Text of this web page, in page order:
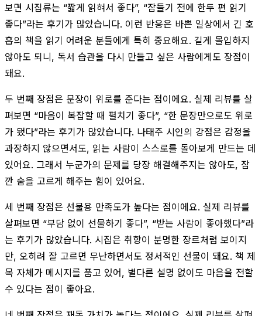
보면 시집류는 “짧게 읽혀서 좋다”, “잠들기 전에 한두 편 읽기
좋다”라는 후기가 많았습니다. 이런 반응은 바쁜 일상에서 긴 호
흡의 책을 읽기 어려운 분들에게 특히 중요해요. 길게 몰입하지
않아도 되니, 독서 습관을 다시 만들고 싶은 사람에게도 장점이
돼요.
두 번째 장점은 문장이 위로를 준다는 점이에요. 실제 리뷰를 살
펴보면 “마음이 복잡할 때 펼치기 좋다”, “한 문장만으로도 위로
가 됐다”라는 후기가 많았습니다. 나태주 시인의 강점은 감정을
과장하지 않으면서도, 읽는 사람이 스스로를 돌아보게 만드는 데
있어요. 그래서 누군가의 문제를 당장 해결해주지는 않아도, 잠
깐 숨을 고르게 해주는 힘이 있어요.
세 번째 장점은 선물용 만족도가 높다는 점이에요. 실제 리뷰를
살펴보면 “부담 없이 선물하기 좋다”, “받는 사람이 좋아했다”라
는 후기가 많았습니다. 시집은 취향이 분명한 장르처럼 보이지
만, 오히려 잘 고르면 무난하면서도 정서적인 선물이 돼요. 책 제
목 자체가 메시지를 품고 있어, 별다른 설명 없이도 마음을 전할
수 있다는 점이 좋아요.